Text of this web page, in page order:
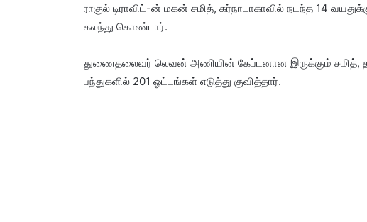
ராகுல் டிராவிட்-ன் மகன் சமித், கர்நாடாகாவில் நடந்த 14
கலந்து கொண்டார்.
துணைதலைவர் லெவன் அணியின் கேப்டனான இருக்கும் சமித்,
பந்துகளில் 201 ஓட்டங்கள் எடுத்து குவித்தார்.